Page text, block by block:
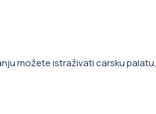
možete istraživati carsku palatu,